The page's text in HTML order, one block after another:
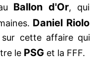
Ballon d'Or, qui
Daniel Riolo
sur cette affaire
le PSG et la FFF.